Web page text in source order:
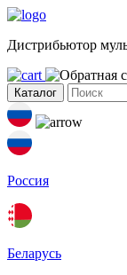
Дистрибьютор
Каталог
Россия
Беларусь